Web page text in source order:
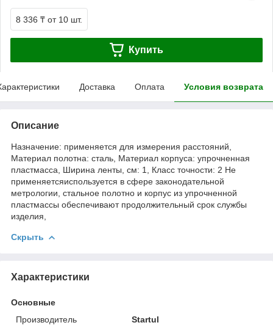
8 336 ₸ от 10 шт.
Купить
Доставка Оплата Условия возврата
Описание
Назначение: применяется для измерения расстояний,
Материал полотна: сталь, Материал корпуса: упрочненная
пластмасса, Ширина ленты, см: 1, Класс точности: 2 Не
применяетсяиспользуется в сфере законодательной
метрологии, стальное полотно и корпус из упрочненной
пластмассы обеспечивают продолжительный срок службы
изделия,
Скрыть
Характеристики
Основные
Производитель
Startul